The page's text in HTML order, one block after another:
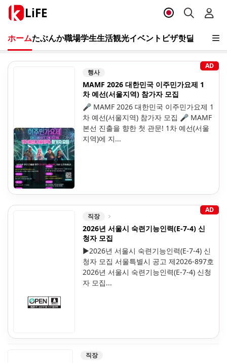
LiFE
ホームたぶんか職場学生生活観光イベント ビザ핫딜
AD
행사
MAMF 2026 대한민국 이주민가요제 1
차 예선(서울지역) 참가자 모집
🎤 MAMF 2026 대한민국 이주민가요제 1
차 예선(서울지역) 참가자 모집 🎤 MAMF
본선 진출을 향한 첫 관문! 1차 예선(서울
지역)에 지...
AD
직장
2026년 서울시 숙련기능인력(E-7-4) 신
청자 모집
▶2026년 서울시 숙련기능인력(E-7-4) 신
청자 모집 서울특별시 공고 제2026-897호
2026년 서울시 숙련기능인력(E-7-4) 신청
자 모집...
직장